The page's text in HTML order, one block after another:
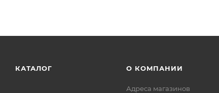
КАТАЛОГ О КОМПАНИИ
Адреса магазинов